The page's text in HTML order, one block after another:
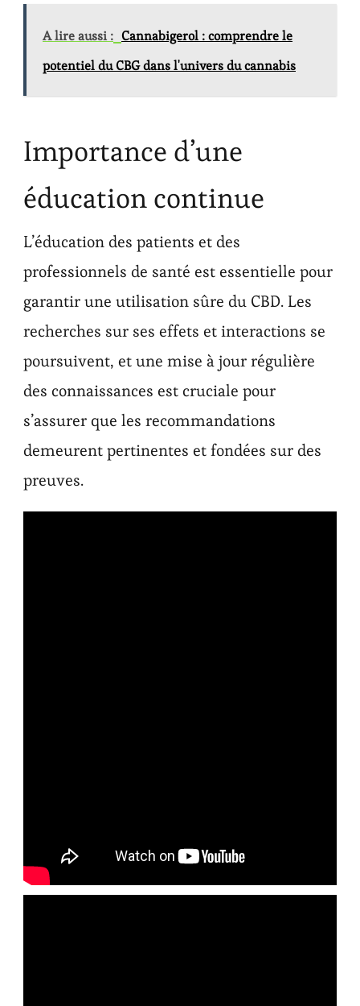
A lire aussi : Cannabigerol : comprendre le
potentiel du CBG dans l'univers du cannabis
Importance d’une
éducation continue
L’éducation des patients et des
professionnels de santé est essentielle pour
garantir une utilisation sûre du CBD. Les
recherches sur ses effets et interactions se
poursuivent, et une mise à jour régulière
des connaissances est cruciale pour
s’assurer que les recommandations
demeurent pertinentes et fondées sur des
preuves.